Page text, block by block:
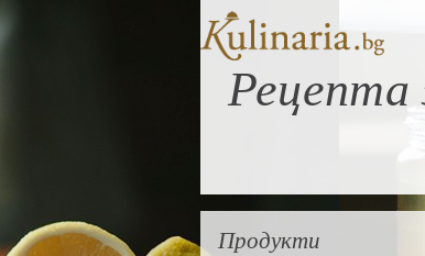
Рецепта
Продукти